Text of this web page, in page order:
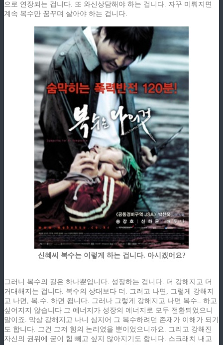
으로 연장되는 겁니다. 또 와신상담해야 하는 겁니다. 자꾸 미뤄지면
계속 복수만 꿈꾸며 살아야 하는 겁니다.
신혜씨 복수는 이렇게 하는 겁니다. 아시겠어요?
그러니 복수의 길은 하나뿐입니다. 성장하는 겁니다. 더 강해지고 더
거대해지는 겁니다. 복수의 상대보다 더. 그러고 나면, 그렇게 강해지
고 나면, 복.수. 하면 됩니다. 그러나 그렇게 강해지고 나면 복수.. 하고
싶어지지 않습니다 그 에너지가 성장의 에너지로 모두 전환되었으니
말이죠. 막상 강해지고 나니 심지어 그 복수하려던 존재가 이해가 되기
도 합니다. 그건 그저 힘의 논리였을 뿐이었으니까요. 그리고 강해진
자신의 권위에 굳이 힘 빼고 싶지 않아지기도 합니다. 스크래치 내고